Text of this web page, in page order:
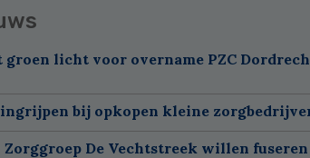
groen licht voor overname PZC
ingrijpen bij opkopen kleine
Zorggroep De Vechtstreek willen fuseren